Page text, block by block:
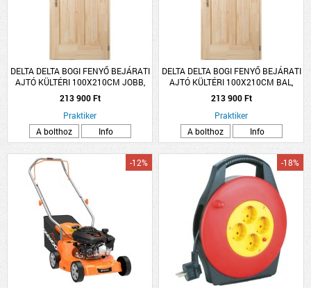
DELTA DELTA BOGI FENYŐ BEJÁRATI
AJTÓ KÜLTÉRI 100X210CM JOBB,
PUNTÓ ÜVEGGEL
213 900 Ft
Praktiker
A bolthoz
Info
DELTA DELTA BOGI FENYŐ BEJÁRATI
AJTÓ KÜLTÉRI 100X210CM BAL,
PUNTÓ ÜVEGGEL
213 900 Ft
Praktiker
A bolthoz
Info
-12% -18%